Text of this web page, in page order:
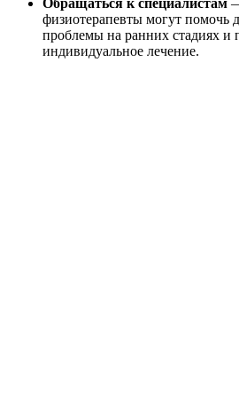
физиотерапевты могут помочь
проблемы на ранних стадиях и
индивидуальное лечение.